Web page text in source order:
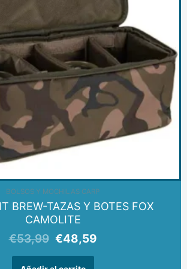
BOLSOS Y MOCHILAS CARP
BREW-TAZAS Y BOTES FOX
CAMOLITE
€53,99 €48,59